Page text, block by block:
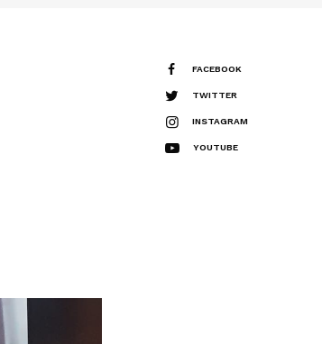
FACEBOOK
TWITTER
INSTAGRAM
YOUTUBE